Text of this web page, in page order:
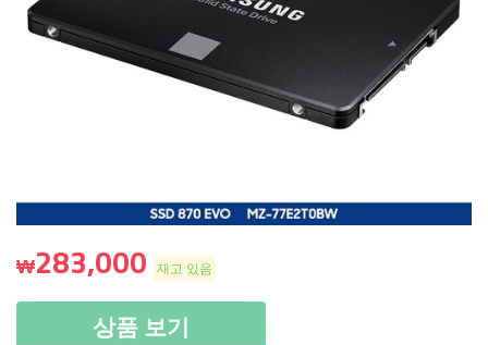
₩283,000 재고 있음
상품 보기